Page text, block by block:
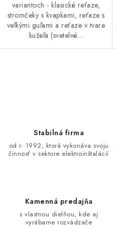
variantoch - klasické reťaze,
stromčeky s kvapkami, reťaze s
veľkými guľami a reťaze v tvare
kužeľa (svetelné...
a
c
Stabilná firma
od r. 1992, ktorá vykonáva svoju
činnosť v sektore elektroinštalácií
Kamenná predajňa
s vlastnou dielňou, kde aj
vyrábame rozvádzače